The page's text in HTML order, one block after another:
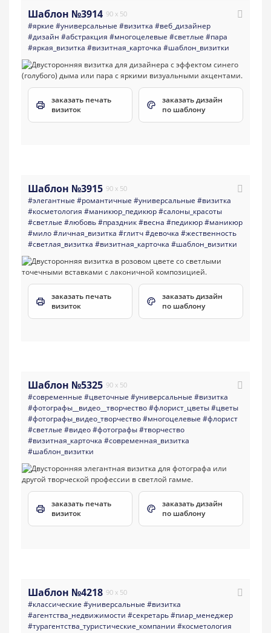
Шаблон №3914 90 x 50
#яркие #универсальные #визитка #веб_дизайнер
#дизайн #абстракция #многоцелевые #светлые #пара
#яркая_визитка #визитная_карточка #шаблон_визитки
заказать печать
визиток
заказать дизайн
по шаблону
Шаблон №3915 90 x 50
#элегантные #романтичные #универсальные #визитка
#косметология #маникюр_педикюр#салоны_красоты
#светлые #любовь#праздник#весна #педикюр#маникюр
#мило#личная_визитка #глитч#девочка #жественность
#светлая_визитка #визитная_карточка #шаблон_визитки
заказать печать
визиток
заказать дизайн
по шаблону
Шаблон №5325 90 x 50
#современные #цветочные #универсальные #визитка
#фотографы__видео__творчество#флорист_цветы#цветы
#фотографы_видео_творчество#многоцелевые #флорист
#светлые #видео#фотографы#творчество
#визитная_карточка #современная_визитка
#шаблон_визитки
заказать печать
визиток
заказать дизайн
по шаблону
Шаблон №4218 90 x 50
#классические #универсальные #визитка
#агентства_недвижимости #секретарь#пиар_менеджер
#турагентства_туристические_компании #косметология